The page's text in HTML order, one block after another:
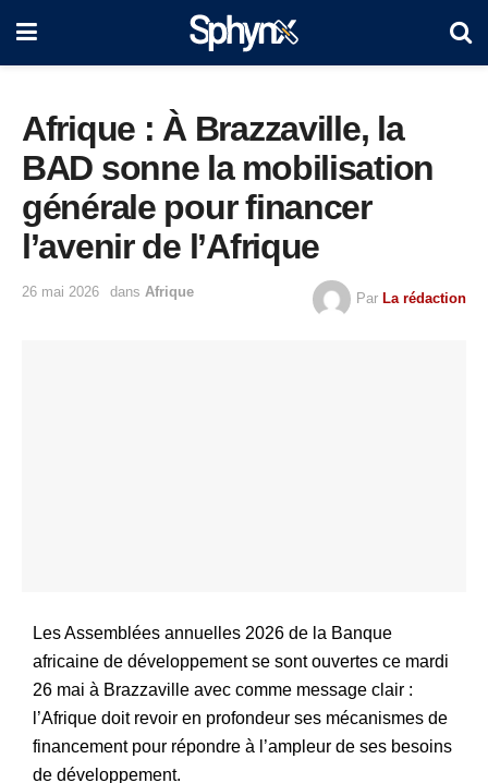
Afrique : À Brazzaville, la
BAD sonne la mobilisation
générale pour financer
l’avenir de l’Afrique
26 mai 2026 dans Afrique Par La rédaction
Les Assemblées annuelles 2026 de la Banque
africaine de développement se sont ouvertes ce mardi
26 mai à Brazzaville avec comme message clair :
l’Afrique doit revoir en profondeur ses mécanismes de
financement pour répondre à l’ampleur de ses besoins
de développement.